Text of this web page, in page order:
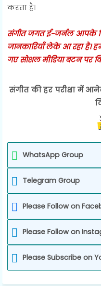
करता है।
संगीत जगत ई-जर्नल आपके
जानकारियाँ लेके आ रहा है।
गए सोशल मीडिया बटन पर
संगीत की हर परीक्षा में
WhatsApp Group
Telegram Group
Please Follow on
Please Follow on
Please Subscribe on